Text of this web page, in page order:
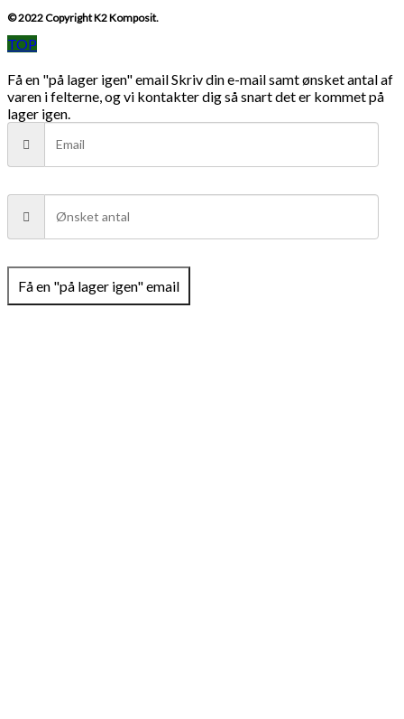
© 2022 Copyright K2 Komposit.
TOP
Få en "på lager igen" emailSkriv din e-mail samt ønsket antal af
varen i felterne, og vi kontakter dig så snart det er kommet på
lager igen.
Få en "på lager igen" email